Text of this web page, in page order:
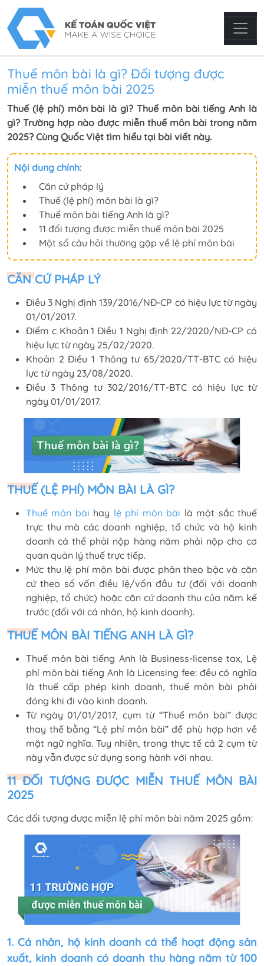
Thuế môn bài là gì? Đối tượng được
miễn thuế môn bài 2025
Thuế (lệ phí) môn bài là gì? Thuế môn bài tiếng Anh là
gì? Trường hợp nào được miễn thuế môn bài trong năm
2025? Cùng Quốc Việt tìm hiểu tại bài viết này.
Nội dung chính:
Căn cứ pháp lý
Thuế (lệ phí) môn bài là gì?
Thuế môn bài tiếng Anh là gì?
11 đối tượng được miễn thuế môn bài 2025
Một số câu hỏi thường gặp về lệ phí môn bài
CĂN CỨ PHÁP LÝ
Điều 3 Nghị định 139/2016/NĐ-CP có hiệu lực từ ngày
01/01/2017.
Điểm c Khoản 1 Điều 1 Nghị định 22/2020/NĐ-CP có
hiệu lực từ ngày 25/02/2020.
Khoản 2 Điều 1 Thông tư 65/2020/TT-BTC có hiệu
lực từ ngày 23/08/2020.
Điều 3 Thông tư 302/2016/TT-BTC có hiệu lực từ
ngày 01/01/2017.
THUẾ (LỆ PHÍ) MÔN BÀI LÀ GÌ?
Thuế môn bài hay lệ phí môn bài là một sắc thuế
trực thu mà các doanh nghiệp, tổ chức và hộ kinh
doanh cá thể phải nộp hàng năm phải nộp cho cơ
quan quản lý thuế trực tiếp.
Mức thu lệ phí môn bài được phân theo bậc và căn
cứ theo số vốn điều lệ/vốn đầu tư (đối với doanh
nghiệp, tổ chức) hoặc căn cứ doanh thu của năm kế
trước (đối với cá nhân, hộ kinh doanh).
THUẾ MÔN BÀI TIẾNG ANH LÀ GÌ?
Thuế môn bài tiếng Anh là Business-license tax, Lệ
phí môn bài tiếng Anh là Licensing fee: đều có nghĩa
là thuế cấp phép kinh doanh, thuế môn bài phải
đóng khi đi vào kinh doanh.
Từ ngày 01/01/2017, cụm từ “Thuế môn bài” được
thay thế bằng “Lệ phí môn bài” để phù hợp hơn về
mặt ngữ nghĩa. Tuy nhiên, trong thực tế cả 2 cụm từ
này vẫn được sử dụng song hành với nhau.
11 ĐỐI TƯỢNG ĐƯỢC MIỄN THUẾ MÔN BÀI
2025
Các đối tượng được miễn lệ phí môn bài năm 2025 gồm:
1. Cá nhân, hộ kinh doanh cá thể hoạt động sản
xuất, kinh doanh có doanh thu hàng năm từ 100